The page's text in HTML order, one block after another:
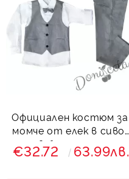
Официален костюм за
момче от елек в сиво,
риза в бяло, панталон
и папийонка в сиво
€32.72 63.99лв.